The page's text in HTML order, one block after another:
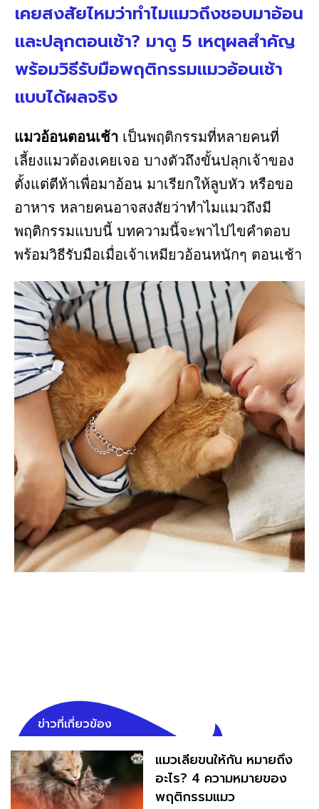
เคยสงสัยไหมว่าทำไมแมวถึงชอบมาอ้อน
และปลุกตอนเช้า? มาดู 5 เหตุผลสำคัญ
พร้อมวิธีรับมือพฤติกรรมแมวอ้อนเช้า
แบบได้ผลจริง
แมวอ้อนตอนเช้า เป็นพฤติกรรมที่หลายคนที่
เลี้ยงแมวต้องเคยเจอ บางตัวถึงขั้นปลุกเจ้าของ
ตั้งแต่ตีห้าเพื่อมาอ้อน มาเรียกให้ลูบหัว หรือขอ
อาหาร หลายคนอาจสงสัยว่าทำไมแมวถึงมี
พฤติกรรมแบบนี้ บทความนี้จะพาไปไขคำตอบ
พร้อมวิธีรับมือเมื่อเจ้าเหมียวอ้อนหนักๆ ตอนเช้า
ข่าวที่เกี่ยวข้อง
แมวเลียขนให้กัน หมายถึง
อะไร? 4 ความหมายของ
พฤติกรรมแมว